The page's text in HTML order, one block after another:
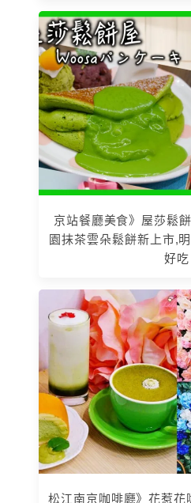
京站餐廳美食》屋莎鬆
園抹茶雲朵鬆餅新上市,
好吃
松江南京咖啡廳》花惹